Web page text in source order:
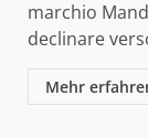
marchio
declinare
Mehr